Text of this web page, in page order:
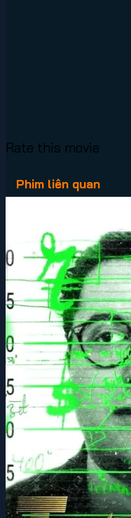
Rate this movie
Phim liên quan